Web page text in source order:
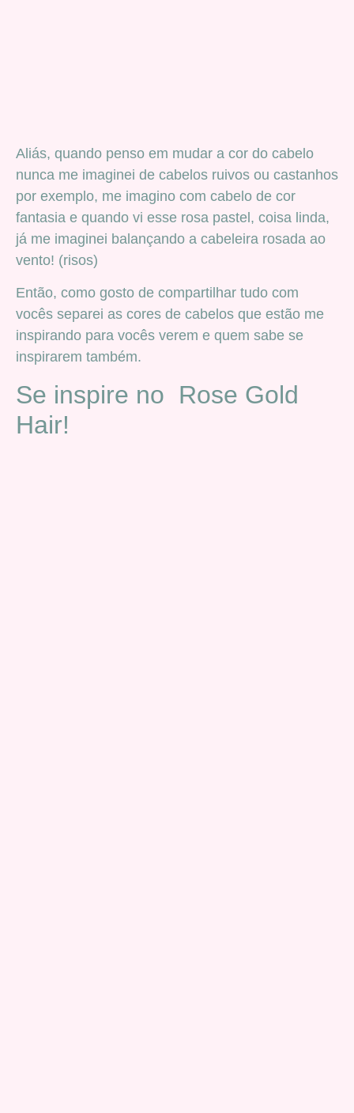
Aliás, quando penso em mudar a cor do cabelo
nunca me imaginei de cabelos ruivos ou castanhos
por exemplo, me imagino com cabelo de cor
fantasia e quando vi esse rosa pastel, coisa linda,
já me imaginei balançando a cabeleira rosada ao
vento! (risos)
Então, como gosto de compartilhar tudo com
vocês separei as cores de cabelos que estão me
inspirando para vocês verem e quem sabe se
inspirarem também.
Se inspire no Rose Gold
Hair!